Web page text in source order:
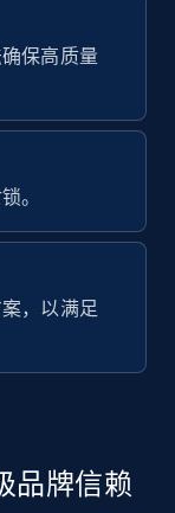
Profile
Post
册使用
册使用
保高质量
。
，以满足
品牌信赖